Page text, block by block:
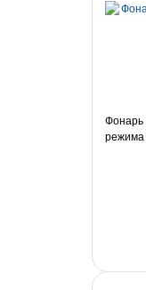
Фонарь
режима